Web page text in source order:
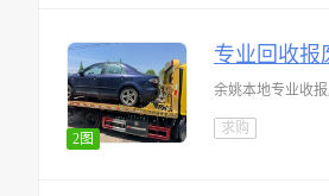
2图
专业回收报
余姚本地专业收
求购